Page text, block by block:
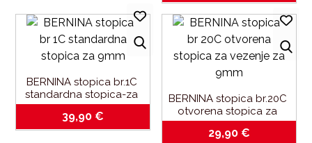
BERNINA stopica br.1C
standardna stopica-za
9mm
39,90 €
BERNINA stopica br.20C
otvorena stopica za
vezenje-za 9mm
29,90 €